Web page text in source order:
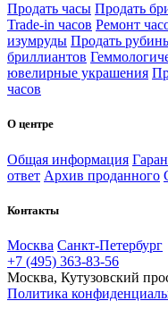
Продать часы Продать
Trade-in часов Ремонт
изумруды Продать
бриллиантов
ювелирные украшения
часов
О центре
Общая информация
ответ Архив проданного
Контакты
Москва Санкт-Петербург
+7 (495) 363-83-56
Москва, Кутузовский
Политика